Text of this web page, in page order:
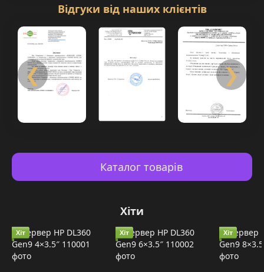
Відгуки від наших клієнтів
❮ ❯
Каталог товарів
Хіти
Хіт Хіт Хіт